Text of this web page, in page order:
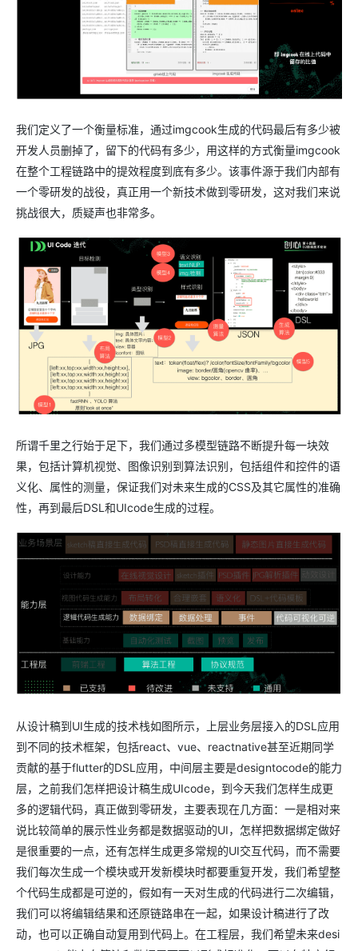
我们定义了一个衡量标准，通过imgcook生成的代码最后有多少被
开发人员删掉了，留下的代码有多少，用这样的方式衡量imgcook
在整个工程链路中的提效程度到底有多少。该事件源于我们内部有
一个零研发的战役，真正用一个新技术做到零研发，这对我们来说
挑战很大，质疑声也非常多。
所谓千里之行始于足下，我们通过多模型链路不断提升每一块效
果，包括计算机视觉、图像识别到算法识别，包括组件和控件的语
义化、属性的测量，保证我们对未来生成的CSS及其它属性的准确
性，再到最后DSL和UIcode生成的过程。
从设计稿到UI生成的技术栈如图所示，上层业务层接入的DSL应用
到不同的技术框架，包括react、vue、reactnative甚至近期同学
贡献的基于flutter的DSL应用，中间层主要是designtocode的能力
层，之前我们怎样把设计稿生成UIcode，到今天我们怎样生成更
多的逻辑代码，真正做到零研发，主要表现在几方面：一是相对来
说比较简单的展示性业务都是数据驱动的UI，怎样把数据绑定做好
是很重要的一点，还有怎样生成更多常规的UI交互代码，而不需要
我们每次生成一个模块或开发新模块时都要重复开发，我们希望整
个代码生成都是可逆的，假如有一天对生成的代码进行二次编辑，
我们可以将编辑结果和还原链路串在一起，如果设计稿进行了改
动，也可以正确自动复用到代码上。在工程层，我们希望未来desi